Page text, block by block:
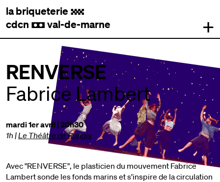
la briqueterie .
cdcn , val-de-marne +
RENVERSE
Fabrice Lambert
mardi 1er avril | 20h30
1h |Le Théâtre de Rungis
Avec "RENVERSE", le plasticien du mouvement Fabrice
Lambert sonde les fonds marins et s’inspire de la circulation